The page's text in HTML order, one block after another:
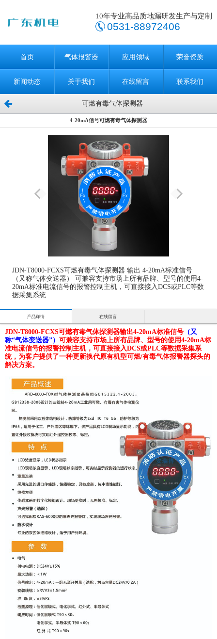
10年专业高品质地漏研发生产与定制
0531-88972406
首页 气体报警器 应用领域 荣誉资质
新闻动态 关于我们 在线留言 联系我们
可燃有毒气体探测器
4-20mA信号可燃有毒气体探测器
JDN-T8000-FCXS可燃有毒气体探测器 输出 4-20mA标准信号
（又称气体变送器） 可兼容支持市场上所有品牌、型号的使用4-
20mA标准电流信号的报警控制主机，可直接接入DCS或PLC等数
据采集系统
产品详情 在线留言
JDN-T8000-FCXS可燃有毒气体探测器输出4-20mA标准信号 （又
称“气体变送器”） 可兼容支持市场上所有品牌、型号的使用4-20mA标
准电流信号的报警控制主机，可直接接入DCS或PLC等数据采集系
统，为客户提供了一种更新换代原有机型可燃/有毒气体报警器探头的
解决方案。